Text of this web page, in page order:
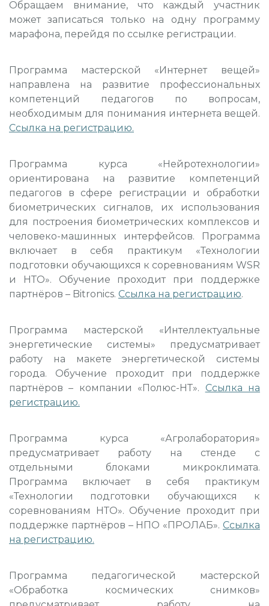
Обращаем внимание, что каждый участник
может записаться только на одну программу
марафона, перейдя по ссылке регистрации.
Программа мастерской «Интернет вещей»
направлена на развитие профессиональных
компетенций педагогов по вопросам,
необходимым для понимания интернета вещей.
Ссылка на регистрацию.
Программа курса «Нейротехнологии»
ориентирована на развитие компетенций
педагогов в сфере регистрации и обработки
биометрических сигналов, их использования
для построения биометрических комплексов и
человеко-машинных интерфейсов. Программа
включает в себя практикум «Технологии
подготовки обучающихся к соревнованиям WSR
и НТО». Обучение проходит при поддержке
партнёров – Bitronics. Ссылка на регистрацию.
Программа мастерской «Интеллектуальные
энергетические системы» предусматривает
работу на макете энергетической системы
города. Обучение проходит при поддержке
партнёров – компании «Полюс-НТ». Ссылка на
регистрацию.
Программа курса «Агролаборатория»
предусматривает работу на стенде с
отдельными блоками микроклимата.
Программа включает в себя практикум
«Технологии подготовки обучающихся к
соревнованиям НТО». Обучение проходит при
поддержке партнёров – НПО «ПРОЛАБ». Ссылка
на регистрацию.
Программа педагогической мастерской
«Обработка космических снимков»